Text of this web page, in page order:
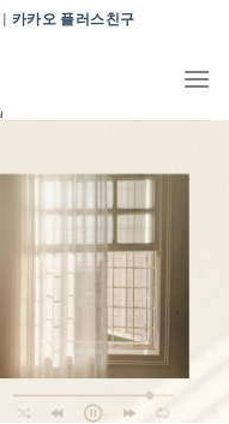
| 카카오 플러스친구